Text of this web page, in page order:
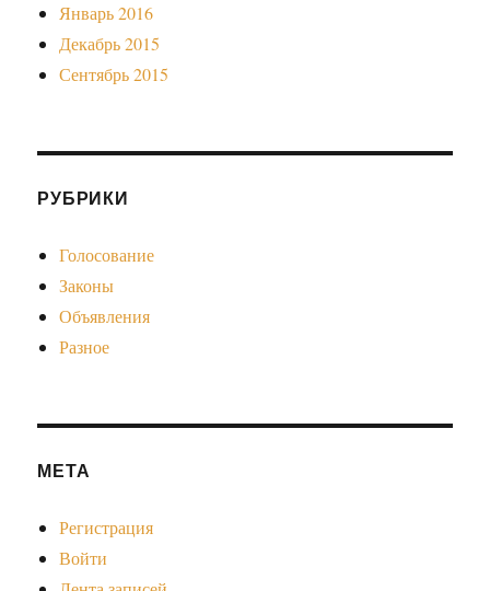
Январь 2016
Декабрь 2015
Сентябрь 2015
РУБРИКИ
Голосование
Законы
Объявления
Разное
МЕТА
Регистрация
Войти